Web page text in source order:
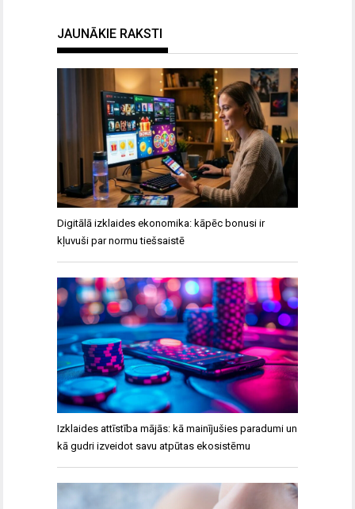
JAUNĀKIE RAKSTI
Digitālā izklaides ekonomika: kāpēc bonusi ir
kļuvuši par normu tiešsaistē
Izklaides attīstība mājās: kā mainījušies paradumi un
kā gudri izveidot savu atpūtas ekosistēmu